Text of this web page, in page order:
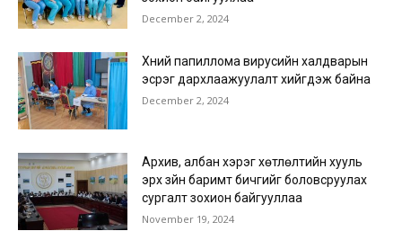
December 2, 2024
Хүний папиллома вирусийн халдварын
эсрэг дархлаажуулалт хийгдэж байна
December 2, 2024
Архив, албан хэрэг хөтлөлтийн хууль
эрх зүйн баримт бичгийг боловсруулах
сургалт зохион байгууллаа
November 19, 2024